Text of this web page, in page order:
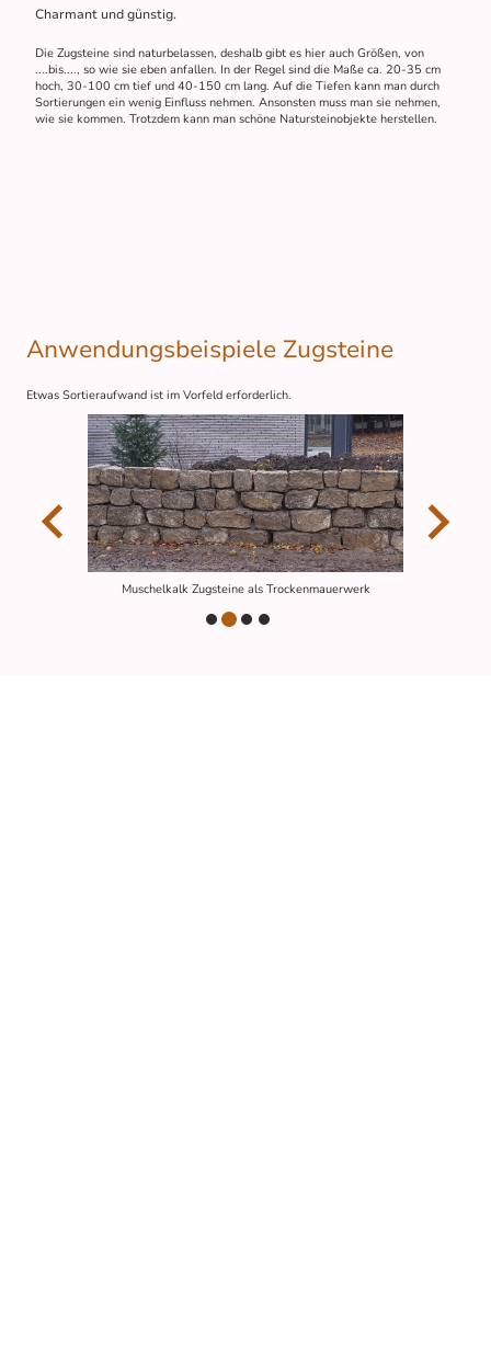
Charmant und günstig.
Die Zugsteine sind naturbelassen, deshalb gibt es hier auch Größen, von
....bis...., so wie sie eben anfallen. In der Regel sind die Maße ca. 20-35 cm
hoch, 30-100 cm tief und 40-150 cm lang. Auf die Tiefen kann man durch
Sortierungen ein wenig Einfluss nehmen. Ansonsten muss man sie nehmen,
wie sie kommen. Trotzdem kann man schöne Natursteinobjekte herstellen.
Anwendungsbeispiele Zugsteine
Etwas Sortieraufwand ist im Vorfeld erforderlich.
Muschelkalk Zugsteine als Trockenmauerwerk